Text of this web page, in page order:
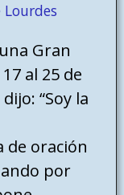
Gran
al 25 de
“Soy la
de oración
por